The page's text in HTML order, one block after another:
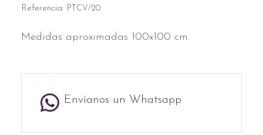
Referencia: PTCV/20
Medidas aproximadas 100x100 cm.
Envíanos un Whatsapp